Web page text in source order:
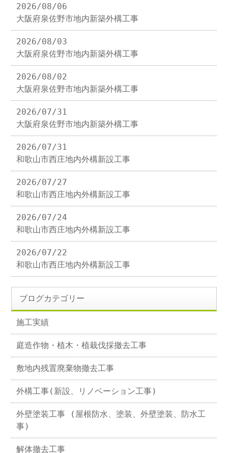
2026/08/06
大阪府泉佐野市地内新築外構工事
2026/08/03
大阪府泉佐野市地内新築外構工事
2026/08/02
大阪府泉佐野市地内新築外構工事
2026/07/31
大阪府泉佐野市地内新築外構工事
2026/07/31
和歌山市西庄地内外構新設工事
2026/07/27
和歌山市西庄地内外構新設工事
2026/07/24
和歌山市西庄地内外構新設工事
2026/07/22
和歌山市西庄地内外構新設工事
ブログカテゴリー
施工実績
庭造作物・植木・植栽伐採撤去工事
敷地内残置廃棄物撤去工事
外構工事(新設、リノベーション工事)
外壁塗装工事 (屋根防水、塗装、外壁塗装、防水工
事)
解体撤去工事